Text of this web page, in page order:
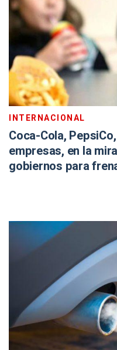
INTERNACIONAL
Coca-Cola,
empresas, en la
gobiernos para